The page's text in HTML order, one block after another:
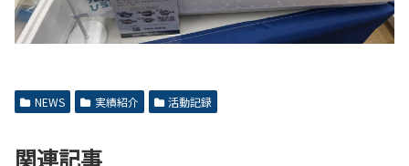
NEWS 実績紹介 活動記録
関連記事